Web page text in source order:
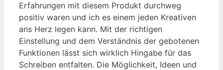
Erfahrungen mit diesem Produkt durchweg
positiv waren und ich es einem jeden Kreativen
ans Herz legen kann. Mit der richtigen
Einstellung und dem Verständnis der gebotenen
Funktionen lässt sich wirklich Hingabe für das
Schreiben entfalten. Die Möglichkeit, Ideen und